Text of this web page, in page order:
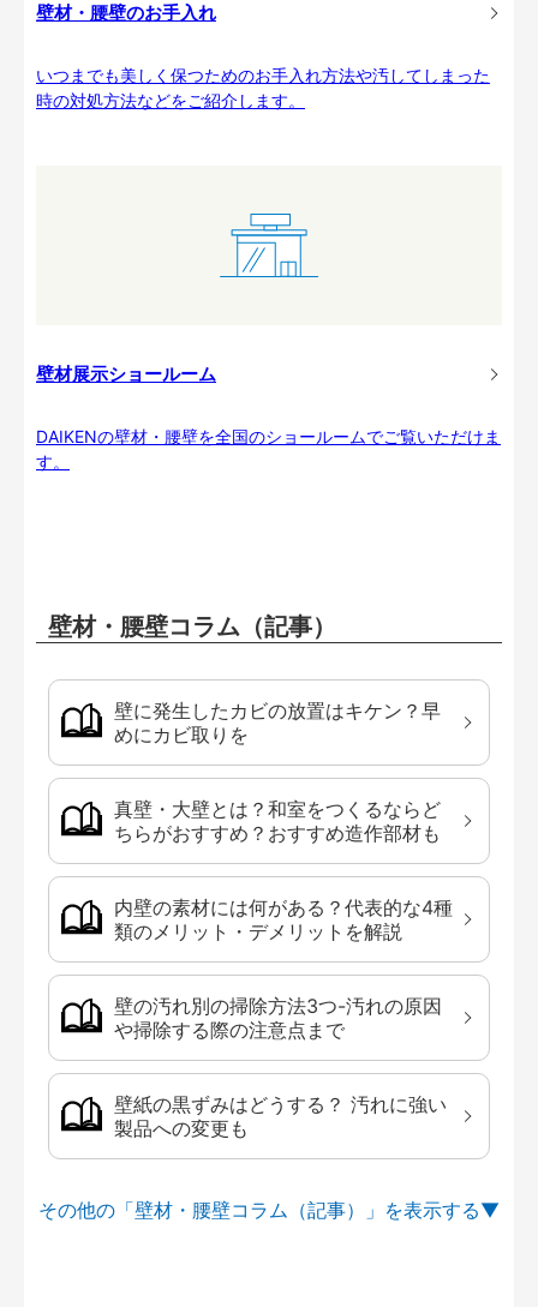
壁材・腰壁のお手入れ
いつまでも美しく保つためのお手入れ方法や汚してしまった
時の対処方法などをご紹介します。
壁材展示ショールーム
DAIKENの壁材・腰壁を全国のショールームでご覧いただけま
す。
壁材・腰壁コラム（記事）
壁に発生したカビの放置はキケン？早
めにカビ取りを
真壁・大壁とは？和室をつくるならど
ちらがおすすめ？おすすめ造作部材も
内壁の素材には何がある？代表的な4種
類のメリット・デメリットを解説
壁の汚れ別の掃除方法3つ-汚れの原因
や掃除する際の注意点まで
壁紙の黒ずみはどうする？ 汚れに強い
製品への変更も
その他の「壁材・腰壁コラム（記事）」を